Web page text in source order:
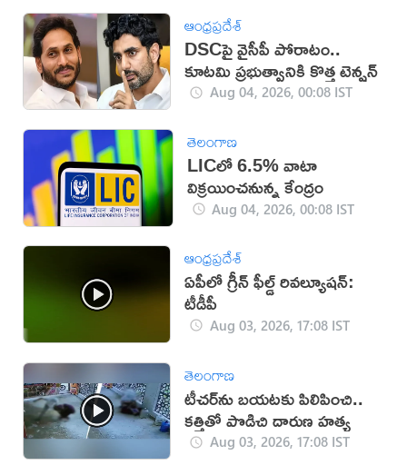
ఆంధ్రప్రదేశ్
DSCపై వైసీపీ పోరాటం..
కూటమి ప్రభుత్వానికి కొత్త టెన్షన్
Aug 04, 2026, 00:08 IST
తెలంగాణ
LICలో 6.5% వాటా
విక్రయించనున్న కేంద్రం
Aug 04, 2026, 00:08 IST
ఆంధ్రప్రదేశ్
ఏపీలో గ్రీన్ ఫీల్డ్ రివల్యూషన్:
టీడీపీ
Aug 03, 2026, 17:08 IST
తెలంగాణ
టీచర్‌ను బయటకు పిలిపించి..
కత్తితో పొడిచి దారుణ హత్య
Aug 03, 2026, 17:08 IST